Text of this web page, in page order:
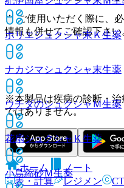
ホリエシュクシャ末Ｋ生薬
ナカジマシュクシャ末生薬
ウチダのシュクシャＭ生薬
花扇シュクシャＫ 生薬
小島縮砂Ｍ生薬
※ ご使用いただく際に、
情報も併せてご確認下さい
※本製品は疾病の診断・治
ではありません。
ホーム
ノート
表・計算
レジメン